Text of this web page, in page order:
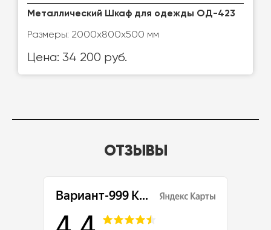
Металлический Шкаф для одежды ОД-423
Размеры: 2000х800х500 мм
Цена: 34 200 руб.
ОТЗЫВЫ